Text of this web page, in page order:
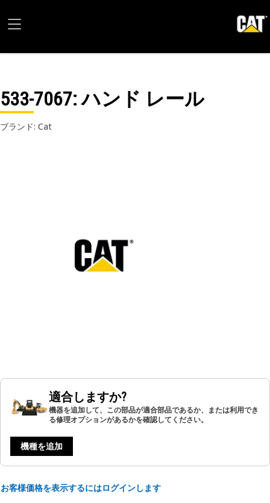
533-7067: ハンド レール
ブランド: Cat
適合しますか?
機器を追加して、この部品が適合部品であるか、または利用でき
る修理オプションがあるかを確認してください。
機種を追加
お客様価格を表示するにはログインします